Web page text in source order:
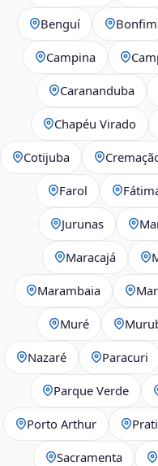
Benguí Bonfim
Campina
Carananduba
Chapéu Virado
Cotijuba
Farol
Jurunas
Maracajá
Marambaia
Muré
Nazaré Paracuri
Parque Verde
Porto Arthur
Sacramenta